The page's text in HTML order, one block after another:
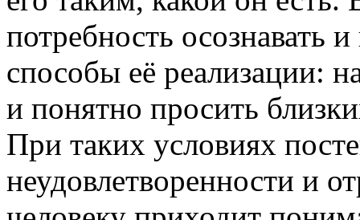
потребность осознавать
способы её реализации:
и понятно просить
При таких условиях
неудовлетворенности и